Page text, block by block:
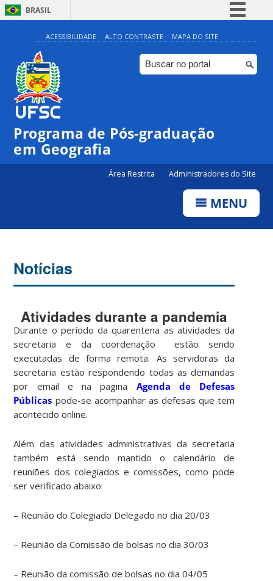
BRASIL
Simplifique!
Comunica BR
Participe
Canais
ACESSIBILIDADE ALTO CONTRASTE MAPA DO SITE
Programa de Pós-graduação
em Geografia
Área Restrita Administradores do Site
MENU
Notícias
Atividades durante a pandemia
Durante o período da quarentena as atividades da
secretaria e da coordenação estão sendo
executadas de forma remota. As servidoras da
secretaria estão respondendo todas as demandas
por email e na pagina Agenda de Defesas
Públicas pode-se acompanhar as defesas que tem
acontecido online.
Além das atividades administrativas da secretaria
também está sendo mantido o calendário de
reuniões dos colegiados e comissões, como pode
ser verificado abaixo:
– Reunião do Colegiado Delegado no dia 20/03
– Reunião da Comissão de bolsas no dia 30/03
– Reunião da comissão de bolsas no dia 04/05